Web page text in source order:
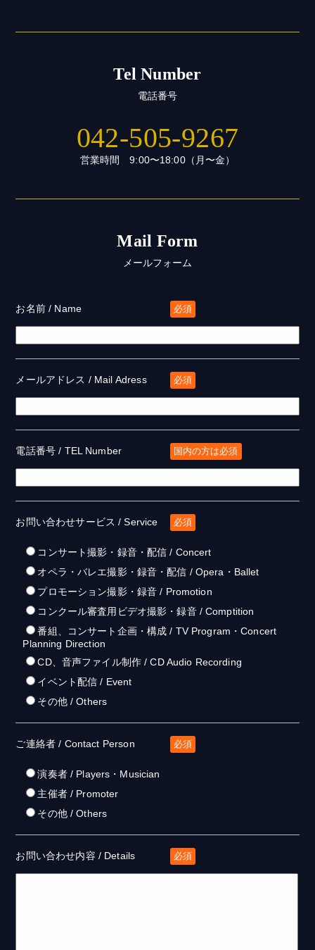
Tel Number
電話番号
042-505-9267
営業時間 9:00〜18:00（月〜金）
Mail Form
メールフォーム
お名前 / Name 必須
メールアドレス / Mail Adress 必須
電話番号 / TEL Number 国内の方は必須
お問い合わせサービス / Service 必須
コンサート撮影・録音・配信 / Concert
オペラ・バレエ撮影・録音・配信 / Opera・Ballet
プロモーション撮影・録音 / Promotion
コンクール審査用ビデオ撮影・録音 / Comptition
番組、コンサート企画・構成 / TV Program・Concert
Planning Direction
CD、音声ファイル制作 / CD Audio Recording
イベント配信 / Event
その他 / Others
ご連絡者 / Contact Person 必須
演奏者 / Players・Musician
主催者 / Promoter
その他 / Others
お問い合わせ内容 / Details 必須